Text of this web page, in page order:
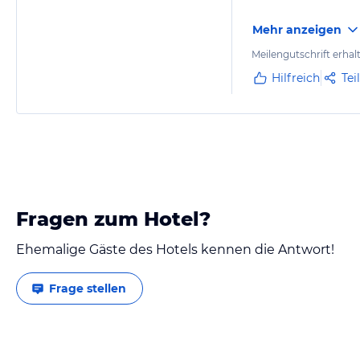
Mehr anzeigen
Meilengutschrift
Hilfreich
Fragen zum Hotel?
Ehemalige Gäste des Hotels kennen die Antwort!
Frage stellen